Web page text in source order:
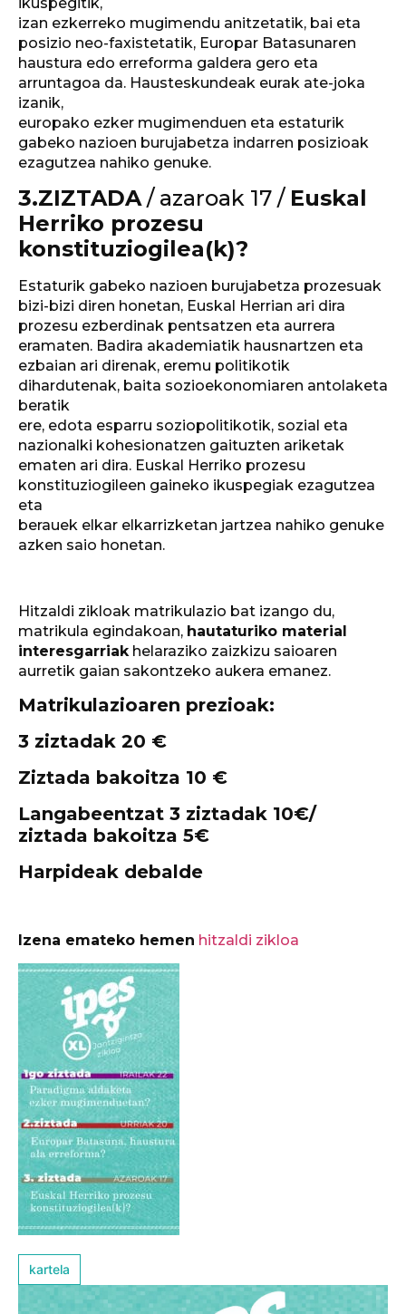
izan ezkerreko mugimendu anitzetatik, bai eta
posizio neo-faxistetatik, Europar Batasunaren
haustura edo erreforma galdera gero eta
arruntagoa da. Hausteskundeak eurak ate-joka
izanik,
europako ezker mugimenduen eta estaturik
gabeko nazioen burujabetza indarren posizioak
ezagutzea nahiko genuke.
3.ZIZTADA/ azaroak 17 / Euskal
Herriko prozesu
konstituziogilea(k)?
Estaturik gabeko nazioen burujabetza prozesuak
bizi-bizi diren honetan, Euskal Herrian ari dira
prozesu ezberdinak pentsatzen eta aurrera
eramaten. Badira akademiatik hausnartzen eta
ezbaian ari direnak, eremu politikotik
dihardutenak, baita sozioekonomiaren antolaketa
beratik
ere, edota esparru soziopolitikotik, sozial eta
nazionalki kohesionatzen gaituzten ariketak
ematen ari dira. Euskal Herriko prozesu
konstituziogileen gaineko ikuspegiak ezagutzea
eta
berauek elkar elkarrizketan jartzea nahiko genuke
azken saio honetan.
Hitzaldi zikloak matrikulazio bat izango du,
matrikula egindakoan, hautaturiko material
interesgarriakhelaraziko zaizkizu saioaren
aurretik gaian sakontzeko aukera emanez.
Matrikulazioaren prezioak:
3 ziztadak 20 €
Ziztada bakoitza 10 €
Langabeentzat 3 ziztadak 10€/
ziztada bakoitza 5€
Harpideak debalde
Izena emateko hemen hitzaldi zikloa
kartela